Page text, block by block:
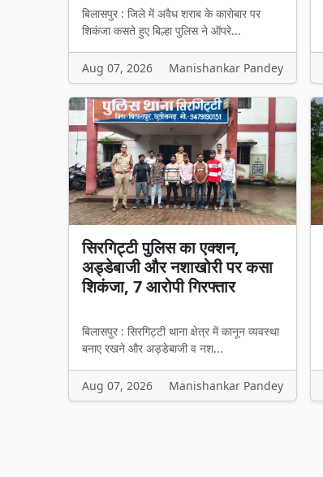
बिलासपुर : जिले में अवैध शराब के कारोबार पर
शिकंजा कसते हुए बिल्हा पुलिस ने ऑपरे...
Aug 07, 2026 Manishankar Pandey
सिरगिट्टी पुलिस का एक्शन,
अड्डेबाजी और नशाखोरी पर कसा
शिकंजा, 7 आरोपी गिरफ्तार
बिलासपुर : सिरगिट्टी थाना क्षेत्र में कानून व्यवस्था
बनाए रखने और अड्डेबाजी व नश...
Aug 07, 2026 Manishankar Pandey